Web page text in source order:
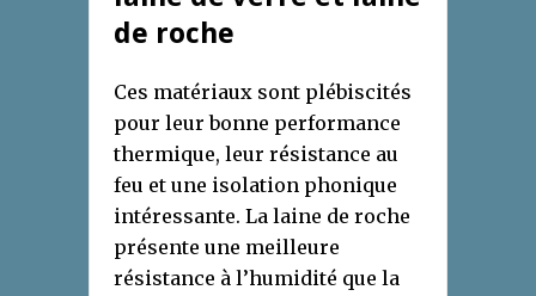
de roche
Ces matériaux sont plébiscités
pour leur bonne performance
thermique, leur résistance au
feu et une isolation phonique
intéressante. La laine de roche
présente une meilleure
résistance à l’humidité que la